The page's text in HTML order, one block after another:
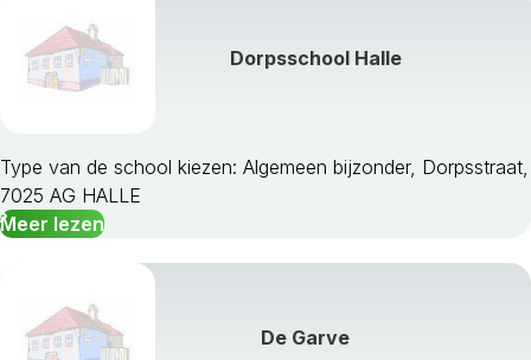
Dorpsschool Halle
Type van de school kiezen: Algemeen bijzonder, Dorpsstraat,
7025 AG HALLE
Meer lezen
De Garve